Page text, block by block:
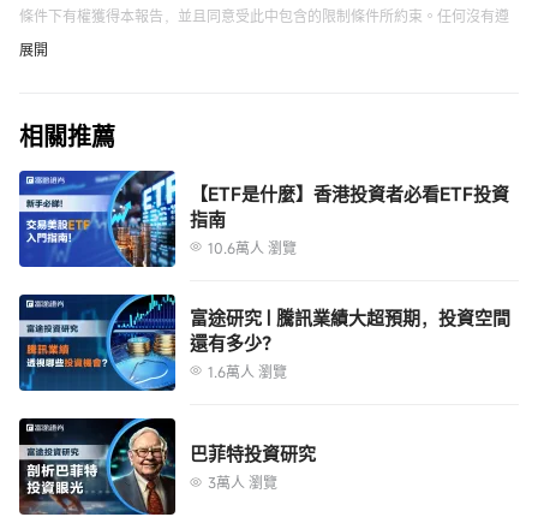
條件下有權獲得本報告，並且同意受此中包含的限制條件所約束。任何沒有遵
循這些限制的情況可能構成違反有關法律。
用途。富途證券對因使用本報告中包含的材料而導致的任何直接或間接損失概
本報告內的資料來自富途證券在報告發行時相信為正確及可靠的來源，惟本報
告並非旨在包含投資者所需要的所有信息，並可能受送遞延誤，阻礙或攔截等
因素所影響。富途證券不明示或暗示地保證或表示任何該等資料或意見的足夠
“富途集團”）均不會就由於任何第三方在依賴本報告的內容時所作的行為而導
致的任何類型的損失（包括但不限於任何直接的，間接的，隨之而發生的損
失）而負上任何責任。
本報告之觀點、推薦、建議和意見均不一定反映富途證券或其關連公司的立
場，亦可在沒有提供通知的情況下隨時更改，富途證券亦無責任提供任何有關
資料或意見之更新。
本報告只為一般性提供數據之性質，旨在供富途證券之客戶作一般閱覽之用，
而非考慮任何某特定收取者的特定投資目標，財務狀況或任何特別需要。本報
告內的任何資料或意見均不構成或被視為富途集團的任何成員作出提議，建議
或徵求購入或出售任何證券，有關投資或其它金融證券。本報告所提及之產品
未必適合所有投資者，閱覽本報告的人士應在作出任何投資決策時須充分考慮
本報告提供給某接收人是基於該接收人被認為有能力獨立評估投資風險並就投
展開
相關推薦
【ETF是什麼】香港投資者必看ETF投資
指南
10.6萬人 瀏覽
富途研究 | 騰訊業績大超預期，投資空間
還有多少？
1.6萬人 瀏覽
巴菲特投資研究
3萬人 瀏覽